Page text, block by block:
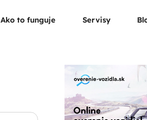
Ako to funguje Servisy